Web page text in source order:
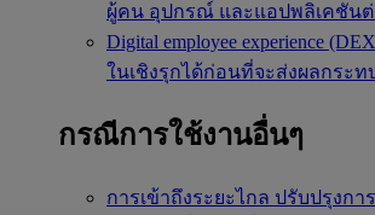
ผู้คน อุปกรณ์ และแอปพลิเคชันต่
Digital employee experience
ในเชิงรุกได้ก่อนที่จะส่งผลกระ
กรณีการใช้งานอื่นๆ
การเข้าถึงระยะไกล ปรับปรุงกา